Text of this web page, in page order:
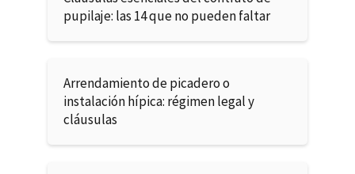
pupilaje: las 14 que no pueden faltar
Arrendamiento de picadero o
instalación hípica: régimen legal y
cláusulas